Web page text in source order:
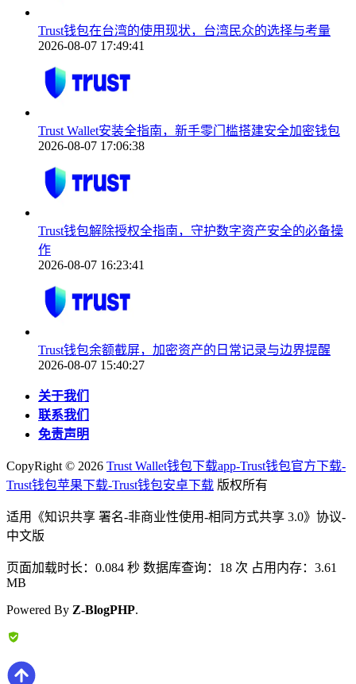
Trust钱包在台湾的使用现状，台湾民众的选择与考量
2026-08-07 17:49:41
Trust Wallet安装全指南，新手零门槛搭建安全加密钱包
2026-08-07 17:06:38
Trust钱包解除授权全指南，守护数字资产安全的必备操
作
2026-08-07 16:23:41
Trust钱包余额截屏，加密资产的日常记录与边界提醒
2026-08-07 15:40:27
关于我们
联系我们
免责声明
CopyRight © 2026 Trust Wallet钱包下载app-Trust钱包官方下载-
Trust钱包苹果下载-Trust钱包安卓下载 版权所有
适用《知识共享 署名-非商业性使用-相同方式共享 3.0》协议-
中文版
页面加载时长：0.084 秒 数据库查询：18 次 占用内存：3.61
MB
Powered By Z-BlogPHP.